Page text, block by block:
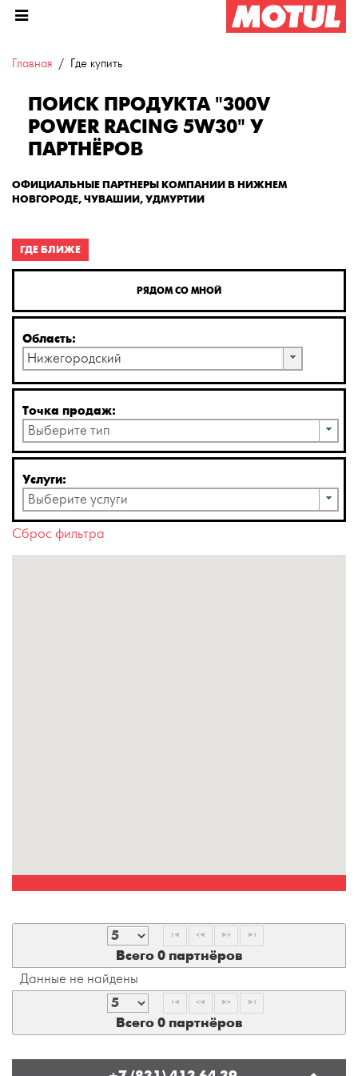
Главная Где купить
ПОИСК ПРОДУКТА "300V
POWER RACING 5W30" У
ПАРТНЁРОВ
ОФИЦИАЛЬНЫЕ ПАРТНЕРЫ КОМПАНИИ В НИЖНЕМ
НОВГОРОДЕ, ЧУВАШИИ, УДМУРТИИ
ГДЕ БЛИЖЕ
РЯДОМ СО МНОЙ
Область:
Нижегородский
Точка продаж:
Выберите тип
Услуги:
Выберите услуги
Сброс фильтра
Всего 0 партнёров
Данные не найдены
Всего 0 партнёров